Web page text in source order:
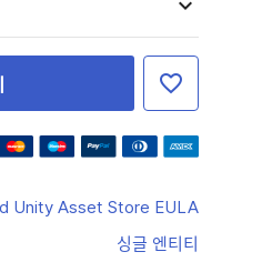
Unity Asset Store EULA
싱글 엔티티